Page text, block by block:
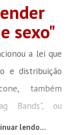
sexo"
a lei que
e distribuição
também
Bands", ou
lendo...